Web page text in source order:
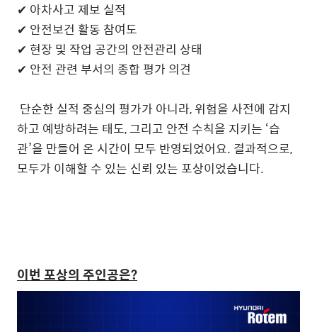
✔ 아차사고 제보 실적
✔ 안전보건 활동 참여도
✔ 현장 및 작업 공간의 안전관리 상태
✔ 안전 관련 부서의 종합 평가 의견
단순한 실적 중심의 평가가 아니라, 위험을 사전에 감지
하고 예방하려는 태도, 그리고 안전 수칙을 지키는 ‘습
관’을 만들어 온 시간이 모두 반영되었어요. 결과적으로,
모두가 이해할 수 있는 신뢰 있는 포상이었습니다.
이번 포상의 주인공은?